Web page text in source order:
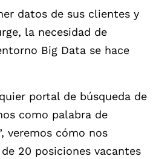
datos de sus clientes y
la necesidad de
Big Data se hace
portal de búsqueda de
como palabra de
veremos cómo nos
20 posiciones vacantes